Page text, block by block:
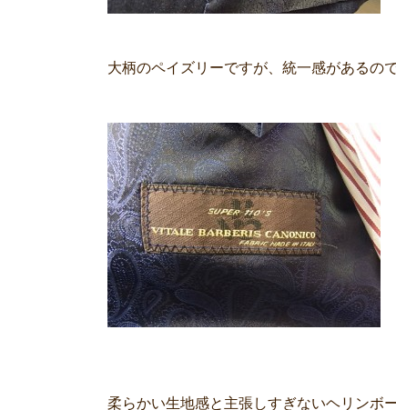
大柄のペイズリーですが、統一感があるの
柔らかい生地感と主張しすぎないヘリンボ